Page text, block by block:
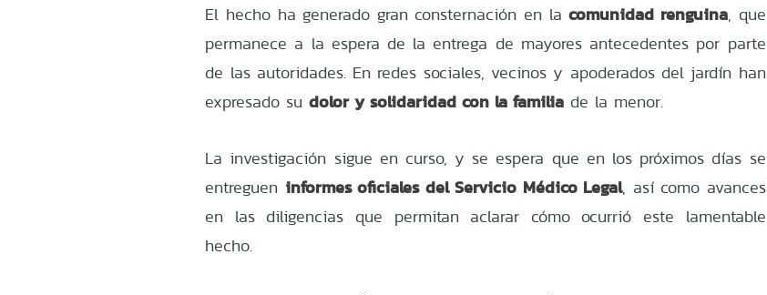
El hecho ha generado gran consternación en lacomunidad renguina, que
permanece a la espera de la entrega de mayores antecedentes por parte
de las autoridades. En redes sociales, vecinos y apoderados del jardín han
expresado sudolor y solidaridad con la familia de la menor.
La investigación sigue en curso, y se espera que en los próximos días se
entreguen informes oficiales del Servicio Médico Legal, así como avances
en las diligencias que permitan aclarar cómo ocurrió este lamentable
hecho.